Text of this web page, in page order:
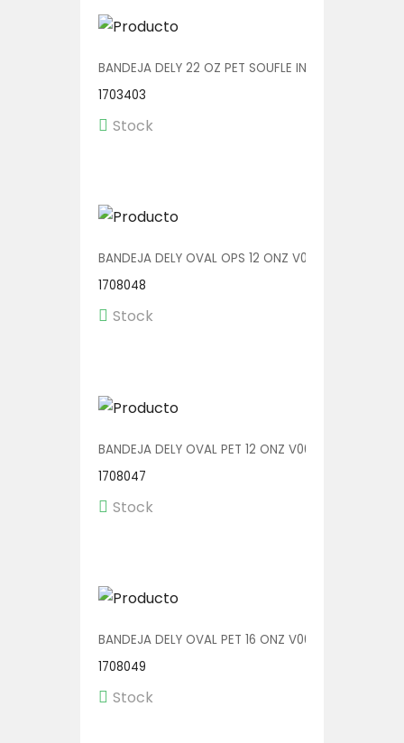
BANDEJA DELY 22 OZ PET SOUFLE INC. C/TENEDOR
1703403
Stock
BANDEJA DELY OVAL OPS 12 ONZ V00511 1/400
1708048
Stock
BANDEJA DELY OVAL PET 12 ONZ V00511/P 1/400
1708047
Stock
BANDEJA DELY OVAL PET 16 ONZ V00512/P 1/500
1708049
Stock